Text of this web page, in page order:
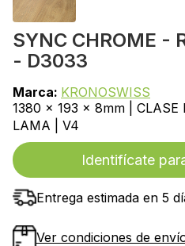
SYNC CHROME -
- D3033
Marca: KRONOSWISS
1380 x 193 x 8mm | CLASE
LAMA | V4
Identifícate
Entrega estimada en 5
Ver condiciones de